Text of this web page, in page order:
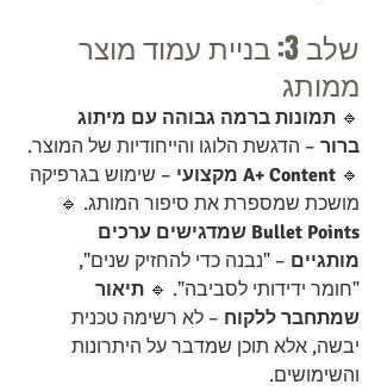
שלב 3: בניית עמוד מוצר
ממותג
🔹 תמונות ברמה גבוהה עם מיתוג
ברור – הדגשת הלוגו והייחודיות של המוצר.
🔹 A+ Content מקצועי
– שימוש בגרפיקה
מושכת שמספרת את סיפור המותג. 🔹
Bullet Points שמדגישים ערכים
מותגיים – "נבנה כדי להחזיק שנים",
"חומר ידידותי לסביבה". 🔹 תיאור
שמתחבר ללקוח – לא רשימה טכנית
יבשה, אלא תוכן שמדבר על היתרונות
והשימושים.